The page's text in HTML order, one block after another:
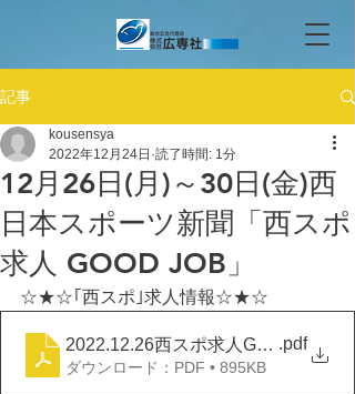
記事
12月26日(月)～30日(金)西
日本スポーツ新聞「西スポ
求人 GOOD JOB」
kousensya
2022年12月24日 読了時間: 1分
☆★☆｢西スポ｣求人情報☆★☆
2022.12.26西スポ求人GOOD JOB
.pdf
ダウンロード：PDF • 895KB